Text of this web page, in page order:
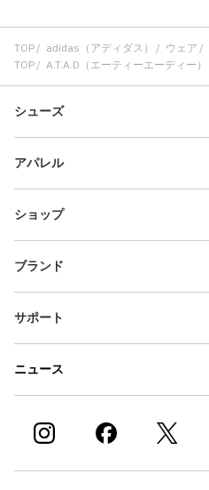
TOP adidas（アディダス） ウェア
TOP
A.T.A.D（エーティーエーディー）
シューズ
アパレル
ショップ
ブランド
サポート
ニュース